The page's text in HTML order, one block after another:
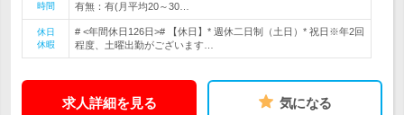
時間
有無：有(月平均20～30…
休日
休暇
# <年間休日126日># 【休日】* 週休二日制（土日）* 祝日※年2回
程度、土曜出勤がございます…
求人詳細を見る 気になる